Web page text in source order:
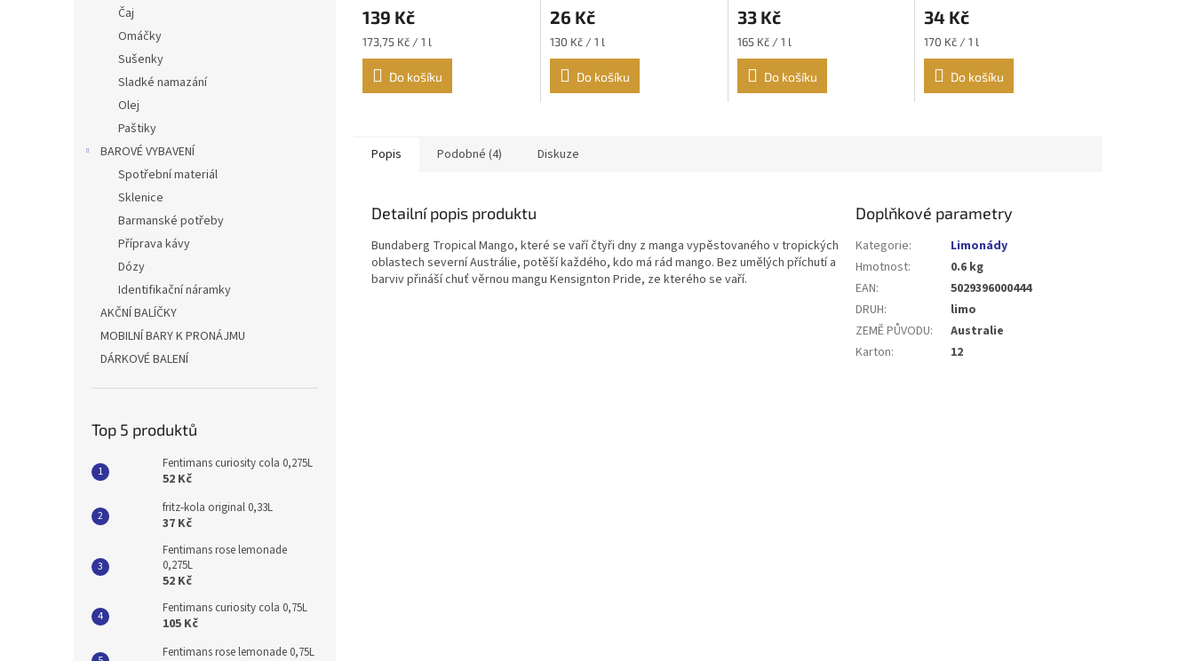
Čaj
Omáčky
Sušenky
Sladké namazání
Olej
Paštiky
BAROVÉ VYBAVENÍ
Spotřební materiál
Sklenice
Barmanské potřeby
Příprava kávy
Dózy
Identifikační náramky
AKČNÍ BALÍČKY
MOBILNÍ BARY K PRONÁJMU
DÁRKOVÉ BALENÍ
Top 5 produktů
Fentimans curiosity cola 0,275L
52 Kč
fritz-kola original 0,33L
37 Kč
Fentimans rose lemonade
0,275L
52 Kč
Fentimans curiosity cola 0,75L
105 Kč
Fentimans rose lemonade 0,75L
139 Kč
Měrná
cena:
173,75 Kč / 1 l
Do košíku
26 Kč
Měrná
cena:
130 Kč / 1 l
Do košíku
33 Kč
Měrná
cena:
165 Kč / 1 l
Do košíku
34 Kč
Měrná
cena:
170 Kč / 1 l
Do košíku
Popis Podobné (4) Diskuze
Detailní popis produktu
Bundaberg Tropical Mango, které se vaří čtyři dny z manga vypěstovaného v tropických
oblastech severní Austrálie, potěší každého, kdo má rád mango. Bez umělých příchutí a
barviv přináší chuť věrnou mangu Kensignton Pride, ze kterého se vaří.
Doplňkové parametry
Kategorie:
Limonády
Hmotnost:
0.6 kg
EAN:
5029396000444
DRUH:
limo
ZEMĚ PŮVODU:
Australie
Karton: 12